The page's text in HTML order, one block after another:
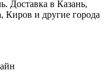
Доставка в Казань,
и другие города